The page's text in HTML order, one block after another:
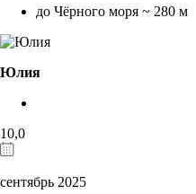
до Чёрного моря ~ 280 м
Юлия
10,0
сентябрь 2025